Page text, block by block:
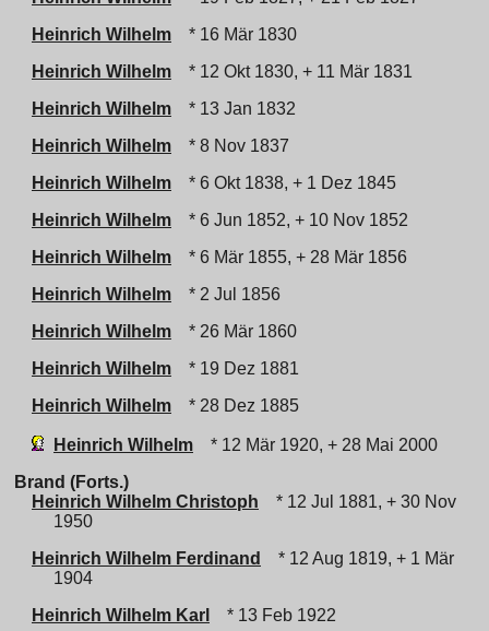
Heinrich Wilhelm
* 16 Mär 1830
Heinrich Wilhelm
* 12 Okt 1830, + 11 Mär 1831
Heinrich Wilhelm
* 13 Jan 1832
Heinrich Wilhelm
* 8 Nov 1837
Heinrich Wilhelm
* 6 Okt 1838, + 1 Dez 1845
Heinrich Wilhelm
* 6 Jun 1852, + 10 Nov 1852
Heinrich Wilhelm
* 6 Mär 1855, + 28 Mär 1856
Heinrich Wilhelm
* 2 Jul 1856
Heinrich Wilhelm
* 26 Mär 1860
Heinrich Wilhelm
* 19 Dez 1881
Heinrich Wilhelm
* 28 Dez 1885
Heinrich Wilhelm
* 12 Mär 1920, + 28 Mai 2000
Brand (Forts.)
Heinrich Wilhelm Christoph
* 12 Jul 1881, + 30 Nov
1950
Heinrich Wilhelm Ferdinand
* 12 Aug 1819, + 1 Mär
1904
Heinrich Wilhelm Karl
* 13 Feb 1922